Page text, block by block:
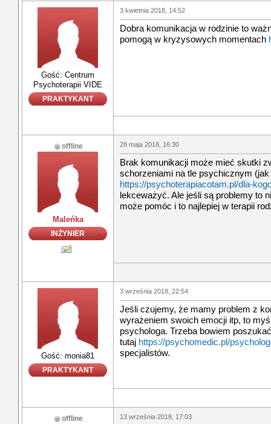
Gość: Centrum
Psychoterapii VIDE
PRAKTYKANT
3 kwietnia 2018, 14:52
Dobra komunikacja w rodzinie to
pomogą w kryzysowych momentach
offline
Maleńka
INŻYNIER
28 maja 2018, 16:30
Brak komunikacji może mieć skutki
schorzeniami na tle psychicznym
https://psychoterapiacotam.pl/dla-
lekceważyć. Ale jeśli są problemy to
może pomóc i to najlepiej w terapii
Gość: monia81
PRAKTYKANT
3 września 2018, 22:54
Jeśli czujemy, że mamy problem z
wyrażeniem swoich emocji itp, to
psychologa. Trzeba bowiem
tutaj https://psychomedic.pl/
specjalistów.
offline 13 września 2018, 17:03